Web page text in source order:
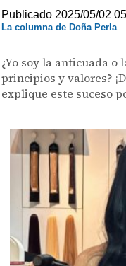
Publicado 2025/05/02
La columna de Doña Perla
¿Yo soy la anticuada o
principios y valores?
explique este suceso